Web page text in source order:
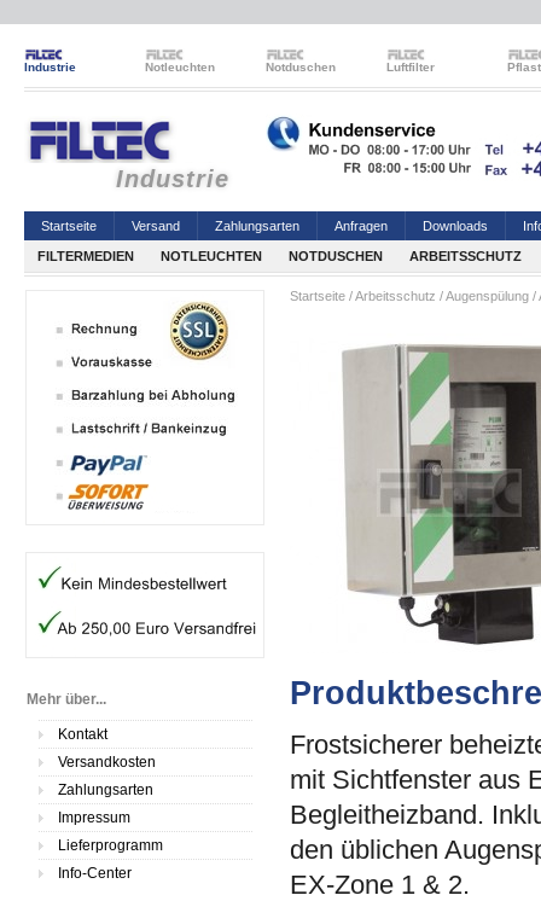
Industrie Notleuchten Notduschen Luftfilter
Industrie
Startseite Versand Zahlungsarten Anfragen Downloads
FILTERMEDIEN NOTLEUCHTEN NOTDUSCHEN ARBEITSSCHUTZ
Mehr über...
Kontakt
Versandkosten
Zahlungsarten
Impressum
Lieferprogramm
Info-Center
Startseite /Arbeitsschutz /Augenspülung /
Frostsicherer
mit Sichtfenster aus
Begleitheizband.
den üblichen
EX-Zone 1 & 2.